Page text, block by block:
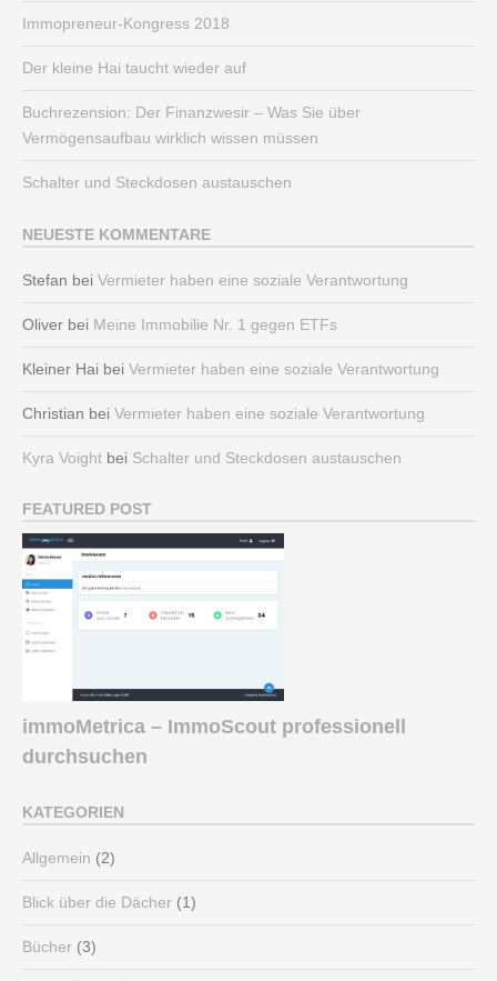
Immopreneur-Kongress 2018
Der kleine Hai taucht wieder auf
Buchrezension: Der Finanzwesir – Was Sie über
Vermögensaufbau wirklich wissen müssen
Schalter und Steckdosen austauschen
NEUESTE KOMMENTARE
Stefan bei Vermieter haben eine soziale Verantwortung
Oliver bei Meine Immobilie Nr. 1 gegen ETFs
Kleiner Hai bei Vermieter haben eine soziale Verantwortung
Christian bei Vermieter haben eine soziale Verantwortung
Kyra Voight bei Schalter und Steckdosen austauschen
FEATURED POST
immoMetrica – ImmoScout professionell
durchsuchen
KATEGORIEN
Allgemein (2)
Blick über die Dächer (1)
Bücher (3)